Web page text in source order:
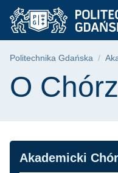
Przejdź
do
menu
Przejdź
do
wyszukiwarki
Przejdź
do
treści
O
Ścieżka
Politechnika Gdańska
Treść
O
Nawigacja
Akademicki